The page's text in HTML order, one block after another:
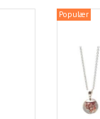
Populær